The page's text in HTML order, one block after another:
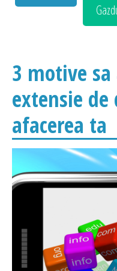
3 motive
extensie
afacerea ta